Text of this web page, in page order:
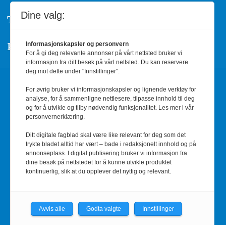
Telefon: 755 53 856
Personvern/Cookies
Annonsere
Informasjon og priser
Kontakt oss
red@barnehage.no
Facebook
Dine valg:
Informasjonskapsler og personvern
For å gi deg relevante annonser på vårt nettsted bruker vi
informasjon fra ditt besøk på vårt nettsted. Du kan reservere
deg mot dette under "Innstillinger".
For øvrig bruker vi informasjonskapsler og lignende verktøy for
analyse, for å sammenligne nettlesere, tilpasse innhold til deg
og for å utvikle og tilby nødvendig funksjonalitet. Les mer i vår
personvernerklæring.
Ditt digitale fagblad skal være like relevant for deg som det
trykte bladet alltid har vært – bade i redaksjonelt innhold og på
annonseplass. I digital publisering bruker vi informasjon fra
dine besøk på nettstedet for å kunne utvikle produktet
kontinuerlig, slik at du opplever det nyttig og relevant.
Avvis alle Godta valgte Innstillinger